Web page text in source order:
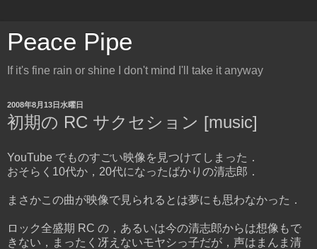
Peace Pipe
If it's fine rain or shine I don't mind I'll take it anyway
2008年8月13日水曜日
初期の RC サクセション [music]
YouTube でものすごい映像を見つけてしまった．
おそらく10代か，20代になったばかりの清志郎．
まさかこの曲が映像で見られるとは夢にも思わなかった．
ロック全盛期 RC の，あるいは今の清志郎からは想像もで
きない，まったく冴えないモヤシっ子だが，声はまんま清